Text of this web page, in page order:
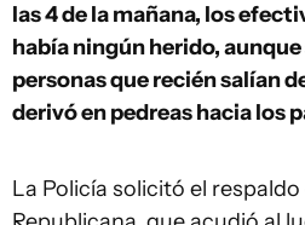
las 4 de la mañana, los
había ningún herido,
personas que recién salían
derivó en pedreas hacia los
La Policía solicitó el